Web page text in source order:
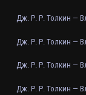
Дж. Р. Р. Толкин —
Дж. Р. Р. Толкин —
Дж. Р. Р. Толкин —
Дж. Р. Р. Толкин —